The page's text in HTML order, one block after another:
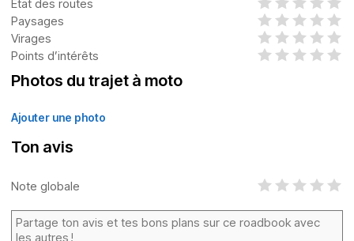
État des routes
Paysages
Virages
Points d’intérêts
Photos du trajet à moto
Ajouter une photo
Ton avis
Note globale